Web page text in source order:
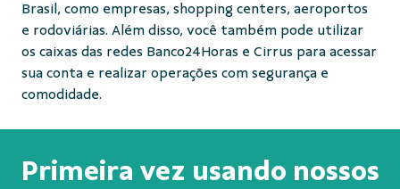
Brasil, como empresas, shopping centers, aeroportos
e rodoviárias. Além disso, você também pode utilizar
os caixas das redes Banco24Horas e Cirrus para acessar
sua conta e realizar operações com segurança e
comodidade.
Primeira vez usando nossos